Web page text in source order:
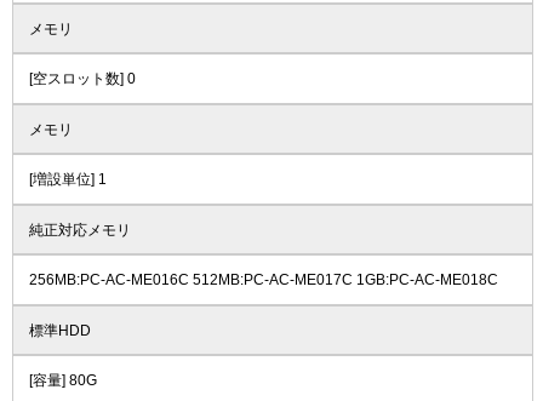
メモリ
[空スロット数] 0
メモリ
[増設単位] 1
純正対応メモリ
256MB:PC-AC-ME016C 512MB:PC-AC-ME017C 1GB:PC-AC-ME018C
標準HDD
[容量] 80G